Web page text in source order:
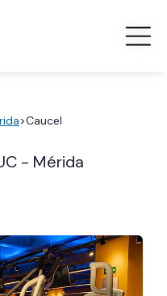
>Caucel
- Mérida